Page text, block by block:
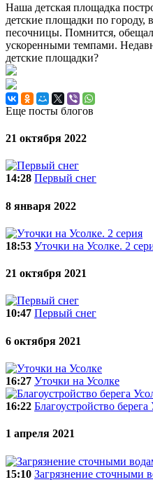
Наша детская площадка
детские площадки по городу,
песочницы. Помнится,
ускоренными темпами.
детские площадки?
Еще посты блогов
21 октября 2022
14:28 Первый снег
8 января 2022
18:53 Уточки на Усолке. 2
21 октября 2021
10:47 Первый снег
6 октября 2021
16:27 Уточки на Усолке
16:22 Благоустройство
1 апреля 2021
15:10 Загрязнение сточными